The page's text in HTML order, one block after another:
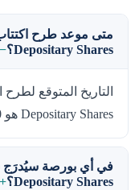
Depositary Shares؟
Depositary Shares هو 10 يوليو 2026 في بورصة NASDAQ.
Depositary Shares؟